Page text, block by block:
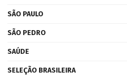
SÃO PAULO
SÃO PEDRO
SAÚDE
SELEÇÃO BRASILEIRA